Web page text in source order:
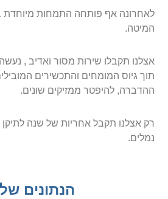
לאחרונה אף פותחה התמחות
המיטה.
אצלנו תקבלו שירות מסור ואדיב ,
תוך גיוס המומחים והתכשירים
ההדברה, להיפטר ממזיקים שונים.
רק אצלנו תקבל אחריות של שנה לתיקן
נמלים.
הנתונים